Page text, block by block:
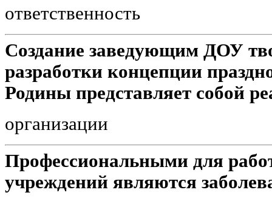
ответственность
Создание заведующим ДОУ
разработки концепции
Родины представляет собой
организации
Профессиональными для
учреждений являются